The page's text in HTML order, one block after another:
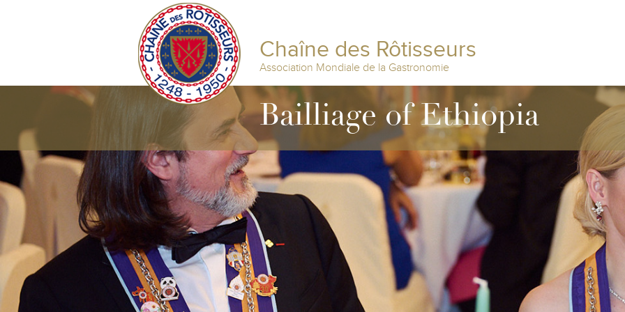
Chaîne des Rôtisseurs
Association Mondiale de la Gastronomie
Bailliage of Ethiopia